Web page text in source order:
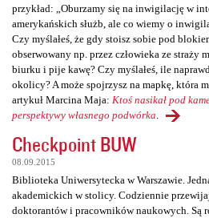
przykład: „Oburzamy się na inwigilację w
amerykańskich służb, ale co wiemy o
Czy myślałeś, że gdy stoisz sobie pod
obserwowany np. przez człowieka ze straży
biurku i pije kawę? Czy myślałeś, ile
okolicy? A może spojrzysz na mapkę, która
artykuł Marcina Maja: Ktoś nasikał pod
perspektywy własnego podwórka
Checkpoint BUW
08.09.2015
Biblioteka Uniwersytecka w Warszawie.
akademickich w stolicy. Codziennie
doktorantów i pracowników naukowych. Są